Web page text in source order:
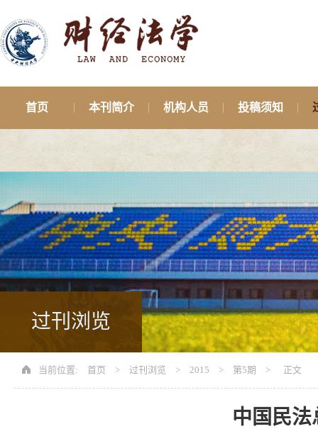
首页 本刊简介 机构人员 投稿须知
过刊浏览
当前位置: 首页 > 过刊浏览 > 2015 > 第5期 > 正文
中国民